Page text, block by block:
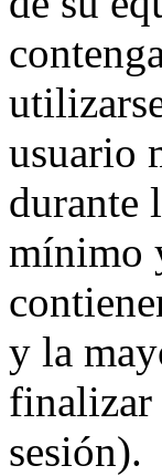
usuario
durante
mínimo
y la
finalizar
sesión).